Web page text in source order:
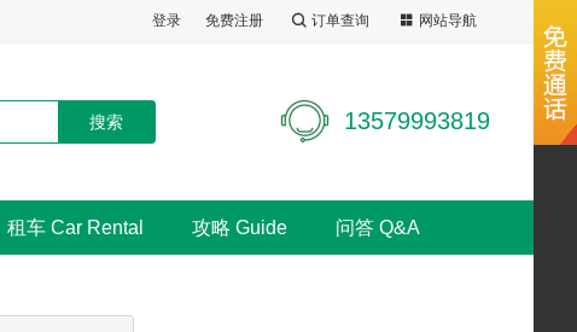
登录 免费注册 订单查询 网站导航
13579993819
租车 Car Rental 攻略 Guide 问答 Q&A